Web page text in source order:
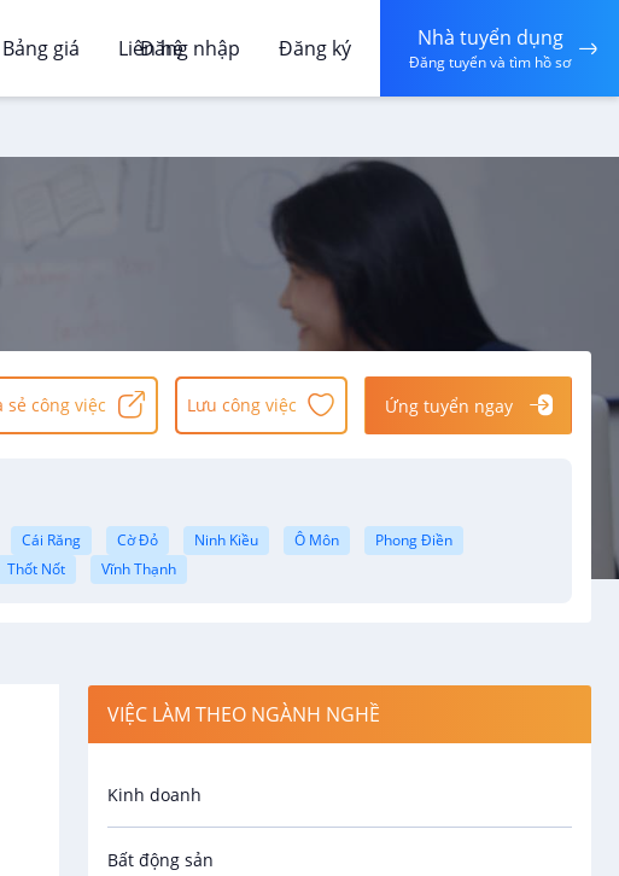
Bảng giá Liên hệ
Đăng nhập Đăng ký Nhà tuyển dụng
Đăng tuyển và tìm hồ sơ
sẻ công việc Lưu công việc Ứng tuyển ngay
Cái Răng Cờ Đỏ Ninh Kiều Ô Môn
Phong Điền
Thốt Nốt Vĩnh Thạnh
VIỆC LÀM THEO NGÀNH NGHỀ
Kinh doanh
Bất động sản